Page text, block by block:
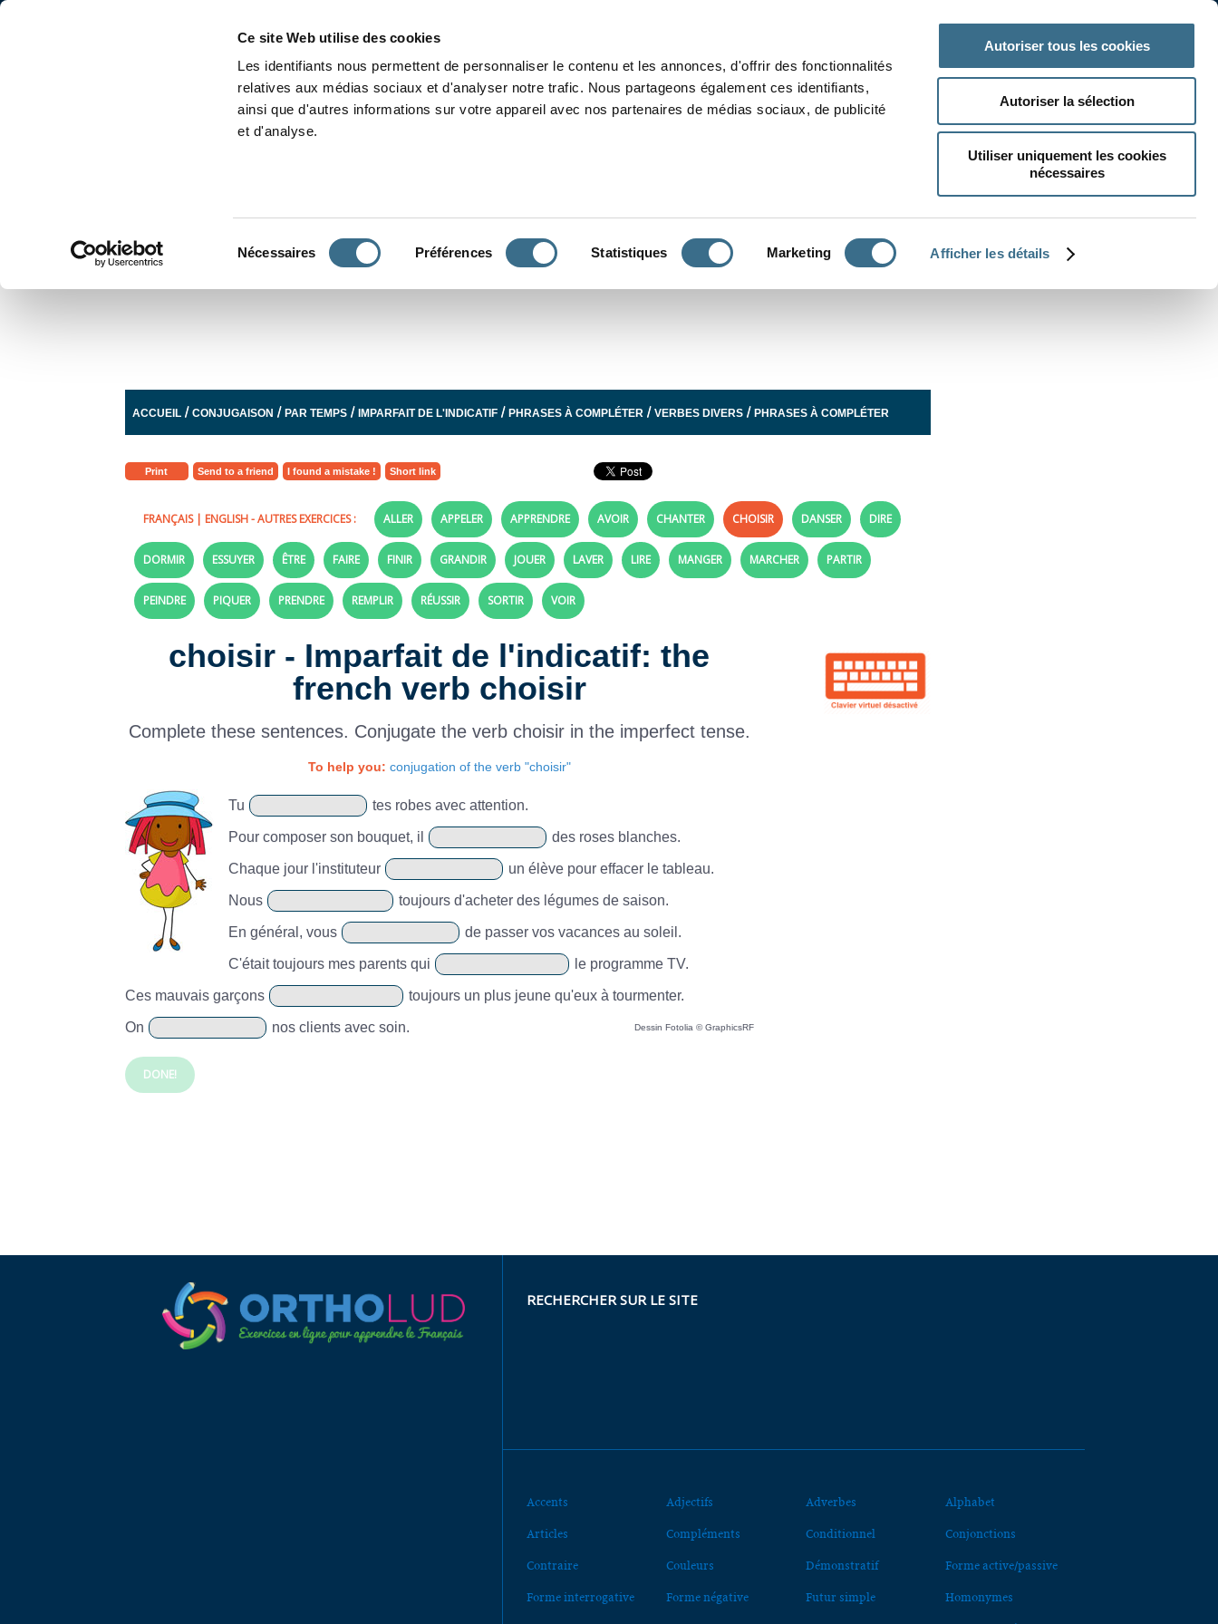
Ce site Web utilise des cookies
Les identifiants nous permettent de personnaliser le contenu et les annonces, d'offrir des fonctionnalités
relatives aux médias sociaux et d'analyser notre trafic. Nous partageons également ces identifiants,
ainsi que d'autres informations sur votre appareil avec nos partenaires de médias sociaux, de publicité
et d'analyse.
Nécessaires Préférences Statistiques Marketing Afficher les détails
Autoriser tous les cookies
Autoriser la sélection
Utiliser uniquement les cookies
nécessaires
ACCUEIL /CONJUGAISON /PAR TEMPS / IMPARFAIT DE L'INDICATIF /PHRASES À COMPLÉTER /VERBES DIVERS /PHRASES À COMPLÉTER
(PAR VERBE)
Print Send to a friend I found a mistake ! Short link
FRANÇAIS| ENGLISH- AUTRES EXERCICES : ALLER APPELER APPRENDRE AVOIR CHANTER CHOISIR DANSER DIRE
DORMIR ESSUYER ÊTRE FAIRE FINIR GRANDIR JOUER LAVER LIRE MANGER MARCHER PARTIR
PEINDRE PIQUER PRENDRE REMPLIR RÉUSSIR SORTIR VOIR
choisir - Imparfait de l'indicatif: the
french verb choisir
Complete these sentences. Conjugate the verb choisir in the imperfect tense.
To help you: conjugation of the verb "choisir"
Tu tes robes avec attention.
Pour composer son bouquet, il des roses blanches.
Chaque jour l'instituteur un élève pour effacer le tableau.
Nous toujours d'acheter des légumes de saison.
En général, vous de passer vos vacances au soleil.
C'était toujours mes parents qui le programme TV.
Ces mauvais garçons toujours un plus jeune qu'eux à tourmenter.
On nos clients avec soin. Dessin Fotolia © GraphicsRF
DONE!
RECHERCHER SUR LE SITE
Accents Adjectifs Adverbes Alphabet
Articles Compléments Conditionnel Conjonctions
Contraire Couleurs Démonstratif Forme active/passive
Forme interrogative Forme négative Futur simple Homonymes